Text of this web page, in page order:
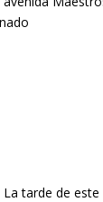
tarde de este